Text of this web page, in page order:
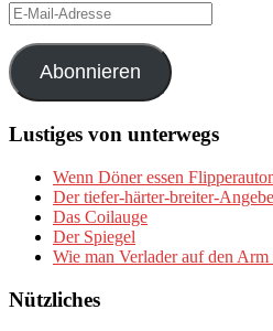
E-
Mail-
Adresse
Abonnieren
Lustiges von unterwegs
Wenn Döner essen
Der tiefer-härter-breiter-
Das Coilauge
Der Spiegel
Wie man Verlader auf den
Nützliches